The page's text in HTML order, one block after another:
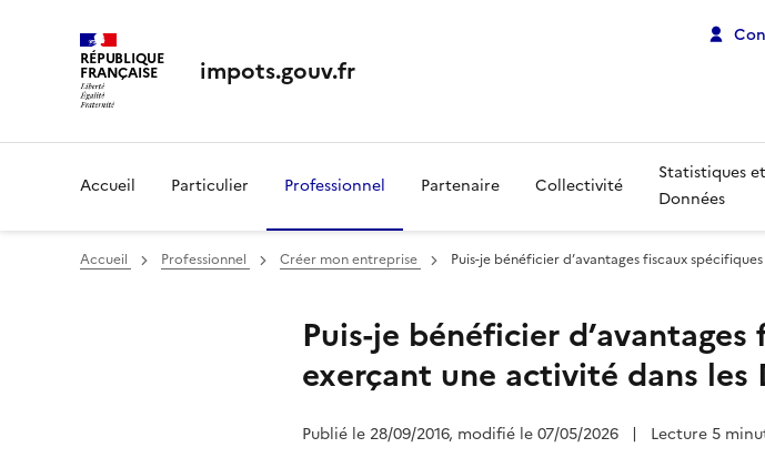
RÉPUBLIQUE
FRANÇAISE impots.gouv.fr
Accueil Particulier Professionnel Partenaire Collectivité
Statistiques et
Données
Accueil Professionnel Créer mon entreprise Puis-je bénéficier d’avantages fiscaux
Puis-je bénéficier
exerçant une activité dans les
Publié le 28/09/2016, modifié le 07/05/2026 | Lecture 5